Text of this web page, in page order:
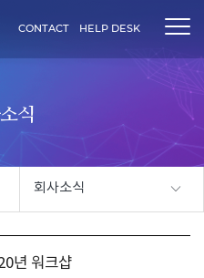
CONTACT HELP DESK
식
회사소식
년 워크샵